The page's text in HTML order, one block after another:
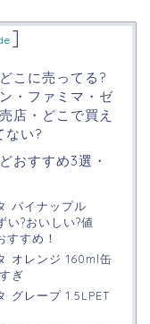
]
こに売ってる?
・ファミマ・ゼ
店・どこで買え
ない?
おすすめ3選・
パイナップル
い?おいしい?値
すすめ！
オレンジ 160ml缶
ぎ
グレープ 1.5LPET